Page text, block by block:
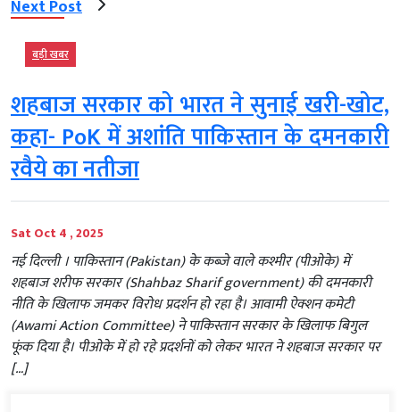
Next Post
बड़ी खबर
शहबाज सरकार को भारत ने सुनाई खरी-खोट,
कहा- PoK में अशांति पाकिस्तान के दमनकारी
रवैये का नतीजा
Sat Oct 4 , 2025
नई दिल्‍ली । पाकिस्तान (Pakistan) के कब्जे वाले कश्मीर (पीओके) में
शहबाज शरीफ सरकार (Shahbaz Sharif government) की दमनकारी
नीति के खिलाफ जमकर विरोध प्रदर्शन हो रहा है। आवामी ऐक्शन कमेटी
(Awami Action Committee) ने पाकिस्तान सरकार के खिलाफ बिगुल
फूंक दिया है। पीओके में हो रहे प्रदर्शनों को लेकर भारत ने शहबाज सरकार पर
[…]